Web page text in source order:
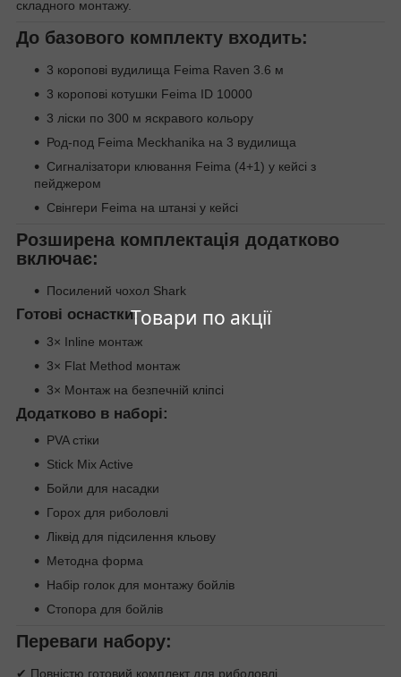
Товари по акції
складного монтажу.
До базового комплекту входить:
3 коропові вудилища Feima Raven 3.6 м
3 коропові котушки Feima ID 10000
3 ліски по 300 м яскравого кольору
Род-под Feima Meckhanika на 3 вудилища
Сигналізатори клювання Feima (4+1) у кейсі з
пейджером
Свінгери Feima на штанзі у кейсі
Розширена комплектація додатково
включає:
Посилений чохол Shark
Готові оснастки:
3× Inline монтаж
3× Flat Method монтаж
3× Монтаж на безпечній кліпсі
Додатково в наборі:
PVA стіки
Stick Mix Active
Бойли для насадки
Горох для риболовлі
Ліквід для підсилення кльову
Методна форма
Набір голок для монтажу бойлів
Стопора для бойлів
Переваги набору:
✔ Повністю готовий комплект для риболовлі